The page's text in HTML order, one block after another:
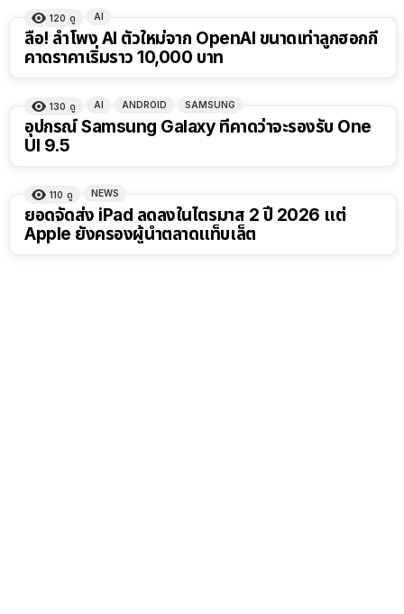
120 ดู AI
ลือ! ลำโพง AI ตัวใหม่จาก OpenAI ขนาดเท่าลูกฮอกกี้
คาดราคาเริ่มราว 10,000 บาท
130 ดู AI ANDROID SAMSUNG
อุปกรณ์ Samsung Galaxy ที่คาดว่าจะรองรับ One
UI 9.5
110 ดู NEWS
ยอดจัดส่ง iPad ลดลงในไตรมาส 2 ปี 2026 แต่
Apple ยังครองผู้นำตลาดแท็บเล็ต